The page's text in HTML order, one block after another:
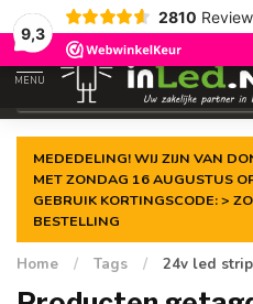
9,3
2810
Gegarandeerde delaagste
MENU
MEDEDELING! WIJ ZIJN VAN
MET ZONDAG 16 AUGUSTUS
GEBRUIK KORTINGSCODE: >
BESTELLING
Home / Tags / 24v led strip